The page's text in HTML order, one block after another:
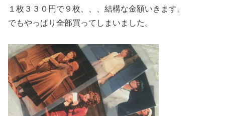
１枚３３０円で９枚、、、結構な金額いきます。
でもやっぱり全部買ってしまいました。